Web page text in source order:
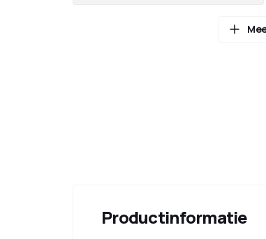
Productinformatie